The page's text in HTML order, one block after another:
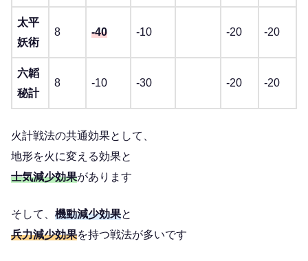
太平
妖術
8 -40 -10 -20 -20
六韜
秘計
8 -10 -30 -20 -20
火計戦法の共通効果として、
地形を火に変える効果と
士気減少効果があります
そして、 機動減少効果と
兵力減少効果を持つ戦法が多いです